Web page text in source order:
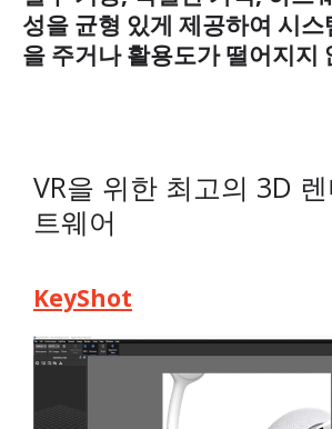
성을 균형 있게 제공하여 시
을 주거나 활용도가 떨어지지
VR을 위한 최고의 3D
트웨어
KeyShot